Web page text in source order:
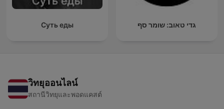
Суть еды גדי טאוב: שומר סף
วิทยุออนไลน์
สถานีวิทยุและพอดแคสต์